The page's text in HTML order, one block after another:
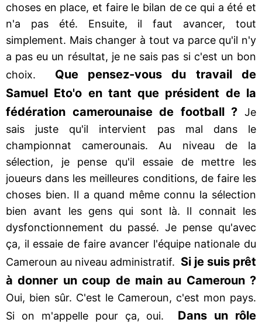
choses en place, et faire le bilan de ce qui a été et
n'a pas été. Ensuite, il faut avancer, tout
simplement. Mais changer à tout va parce qu'il n'y
a pas eu un résultat, je ne sais pas si c'est un bon
choix. Que pensez-vous du travail de
Samuel Eto'o en tant que président de la
fédération camerounaise de football ? Je
sais juste qu'il intervient pas mal dans le
championnat camerounais. Au niveau de la
sélection, je pense qu'il essaie de mettre les
joueurs dans les meilleures conditions, de faire les
choses bien. Il a quand même connu la sélection
bien avant les gens qui sont là. Il connait les
dysfonctionnement du passé. Je pense qu'avec
ça, il essaie de faire avancer l'équipe nationale du
Cameroun au niveau administratif. Si je suis prêt
à donner un coup de main au Cameroun ?
Oui, bien sûr. C'est le Cameroun, c'est mon pays.
Si on m'appelle pour ça, oui. Dans un rôle